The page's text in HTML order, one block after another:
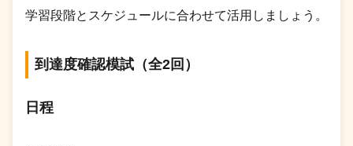
学習段階とスケジュールに合わせて活用しましょう。
到達度確認模試（全2回）
日程